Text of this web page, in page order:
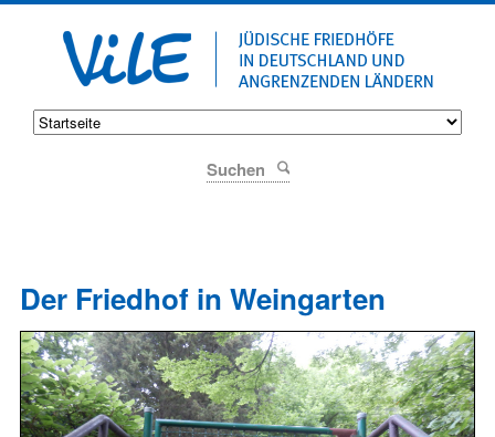
Der Friedhof in Weingarten